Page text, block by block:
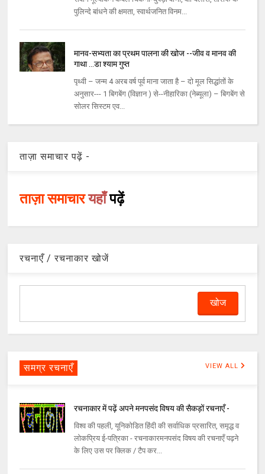
पुलिन्दे बांधने की क्षमता, स्वार्थजनित विनम...
मानव-सभ्यता का प्रथम पालना की खोज --जीव व मानव की
गाथा ...डा श्याम गुप्त
पृथ्वी – जन्म 4 अरब वर्ष पूर्व माना जाता है – दो मूल सिद्धांतों के
अनुसार--- 1 बिगबेंग (विज्ञान ) से--नीहारिका (नेब्यूला) – बिगबेंग से
सोलर सिस्टम एव...
ताज़ा समाचार पढ़ें -
ताज़ा समाचारयहाँपढ़ें
रचनाएँ / रचनाकार खोजें
समग्र रचनाएँ VIEW ALL
रचनाकार में पढ़ें अपने मनपसंद विषय की सैकड़ों रचनाएँ -
विश्व की पहली, यूनिकोडित हिंदी की सर्वाधिक प्रसारित, समृद्ध व
लोकप्रिय ई-पत्रिका - रचनाकारमनपसंद विषय की रचनाएँ पढ़ने
के लिए उस पर क्लिक / टैप कर...